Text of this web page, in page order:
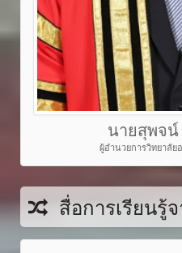
นายสุพจน์
ผู้อำนวยการวิทยาลัย
สื่อการเรียนรู้